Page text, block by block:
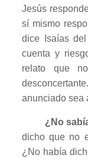
Jesús
sí mismo
dice Isaías
cuenta y
relato que
anunciado sea
¿No sabía
dicho que no
¿No había